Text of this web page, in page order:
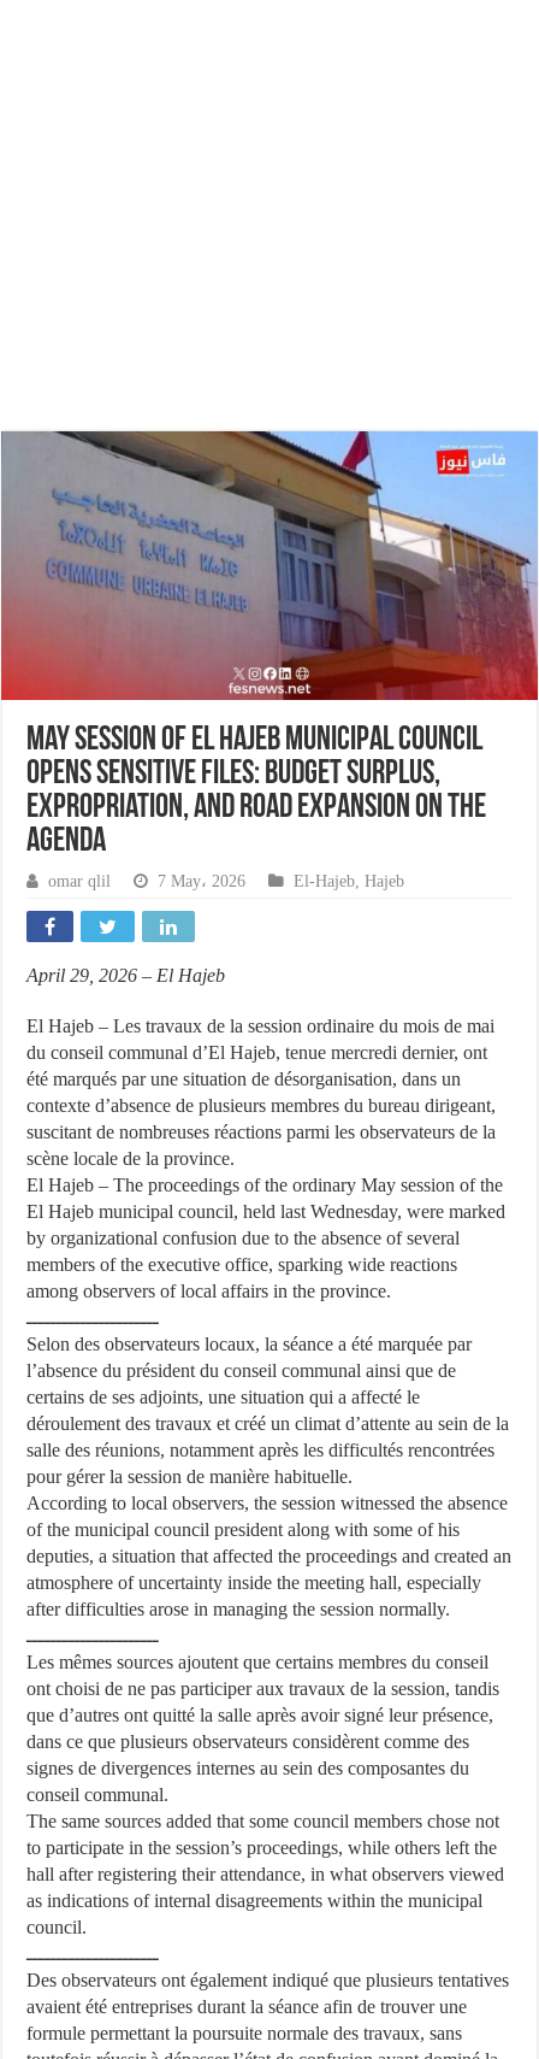
May Session of El Hajeb Municipal Council
Opens Sensitive Files: Budget Surplus,
Expropriation, and Road Expansion on the
Agenda
omar qlil 7 May، 2026 El-Hajeb ,Hajeb
April 29, 2026 – El Hajeb
El Hajeb – Les travaux de la session ordinaire du mois de mai
du conseil communal d’El Hajeb, tenue mercredi dernier, ont
été marqués par une situation de désorganisation, dans un
contexte d’absence de plusieurs membres du bureau dirigeant,
suscitant de nombreuses réactions parmi les observateurs de la
scène locale de la province.
El Hajeb – The proceedings of the ordinary May session of the
El Hajeb municipal council, held last Wednesday, were marked
by organizational confusion due to the absence of several
members of the executive office, sparking wide reactions
among observers of local affairs in the province.
ــــــــــــــــــــــ
Selon des observateurs locaux, la séance a été marquée par
l’absence du président du conseil communal ainsi que de
certains de ses adjoints, une situation qui a affecté le
déroulement des travaux et créé un climat d’attente au sein de la
salle des réunions, notamment après les difficultés rencontrées
pour gérer la session de manière habituelle.
According to local observers, the session witnessed the absence
of the municipal council president along with some of his
deputies, a situation that affected the proceedings and created an
atmosphere of uncertainty inside the meeting hall, especially
after difficulties arose in managing the session normally.
ــــــــــــــــــــــ
Les mêmes sources ajoutent que certains membres du conseil
ont choisi de ne pas participer aux travaux de la session, tandis
que d’autres ont quitté la salle après avoir signé leur présence,
dans ce que plusieurs observateurs considèrent comme des
signes de divergences internes au sein des composantes du
conseil communal.
The same sources added that some council members chose not
to participate in the session’s proceedings, while others left the
hall after registering their attendance, in what observers viewed
as indications of internal disagreements within the municipal
council.
ــــــــــــــــــــــ
Des observateurs ont également indiqué que plusieurs tentatives
avaient été entreprises durant la séance afin de trouver une
formule permettant la poursuite normale des travaux, sans